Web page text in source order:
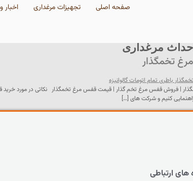
صفحه اصلی تجهیزات مرغداری اخبار
مرغداری
تخمگذار
| فروش قفس مرغ تخم گذار | قیمت قفس مرغ تخمگذار نکاتی در مورد خرید
کنیم و شرکت های […]
های ارتباطی